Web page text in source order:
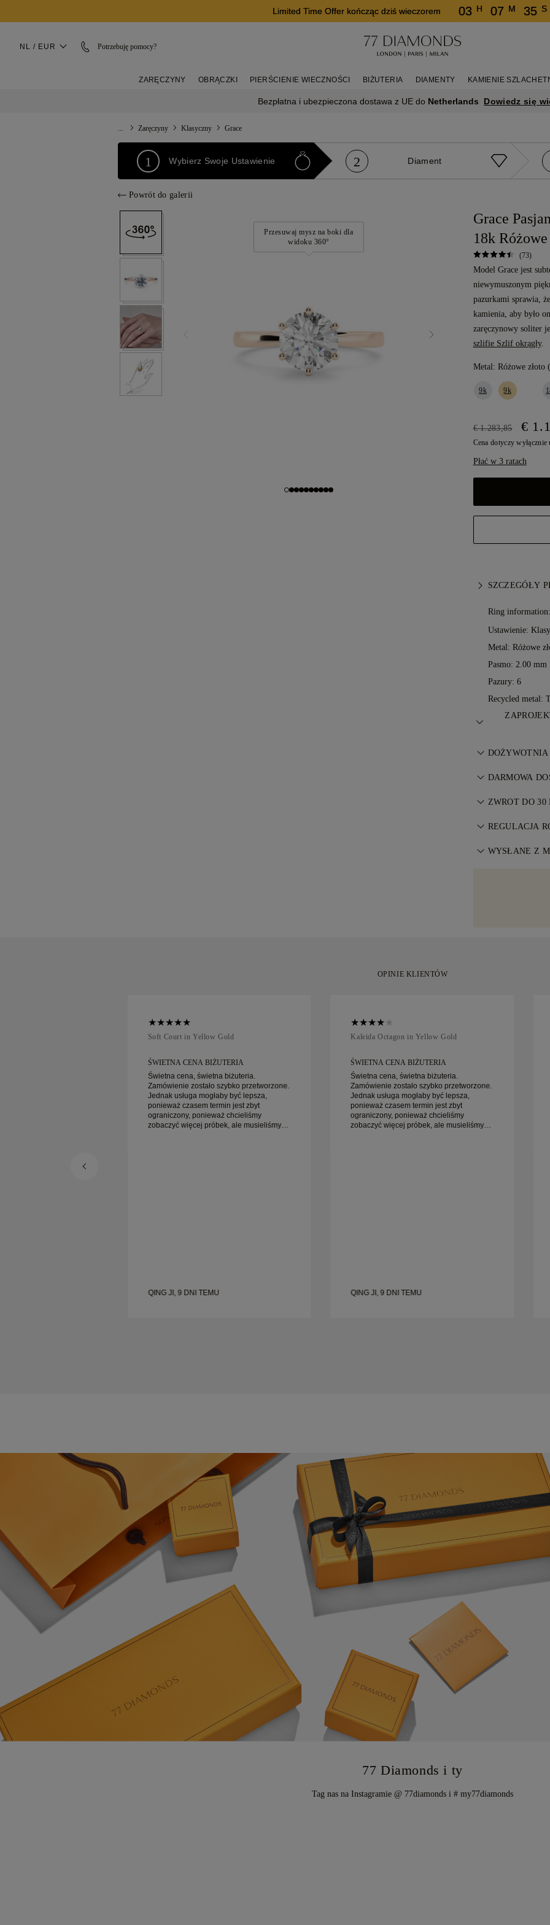
Limited Time Offer kończąc dziś wieczorem 03 H 07 M 35 S
NL / EUR Potrzebuję pomocy?
ZARĘCZYNY OBRĄCZKI PIERŚCIENIE WIECZNOŚCI BIŻUTERIA DIAMENTY KAMIENIE
Bezpłatna i ubezpieczona dostawa z UE do Netherlands Dowiedz się
Zaręczyny Klasyczny Grace
1 Wybierz Swoje Ustawienie 2 Diament
Powrót do galerii
Przesuwaj mysz na boki dla
widoku 360°
Grace
18k Różowe
(73)
Model Grace jest
niewymuszonym
pazurkami sprawia,
kamienia, aby było
zaręczynowy soliter
szlifie Szlif okrągły.
Metal: Różowe złoto
9k 9k
€ 1.283,85 €
Cena dotyczy wyłącznie
Płać w 3 ratach
SZCZEGÓŁY
Ring information:
Ustawienie:
Metal: Różowe
Pasmo: 2.00 mm
Pazury: 6
Recycled metal:
Sztuka
DOŻYWOTNIA
Każdy zakup w
naprawy są
DARMOWA
Wszystkie
przedmiot bez
DHL, prosto do
problemów z
ZWROT DO 30
Jeśli nie jesteś
Warunkach
REGULACJA
Aby zapewnić
WYSŁANE Z
idealna.
OPINIE KLIENTÓW
Soft Court in Yellow Gold
ŚWIETNA CENA BIŻUTERIA
Świetna cena, świetna biżuteria.
Zamówienie zostało szybko przetworzone.
Jednak usługa mogłaby być lepsza,
ponieważ czasem termin jest zbyt
ograniczony, ponieważ chcieliśmy
zobaczyć więcej próbek, ale musieliśmy
QING JI, 9 DNI TEMU
Kaleida Octagon in Yellow Gold
ŚWIETNA CENA BIŻUTERIA
Świetna cena, świetna biżuteria.
Zamówienie zostało szybko przetworzone.
Jednak usługa mogłaby być lepsza,
ponieważ czasem termin jest zbyt
ograniczony, ponieważ chcieliśmy
zobaczyć więcej próbek, ale musieliśmy
QING JI, 9 DNI TEMU
77 Diamonds i ty
Tag nas na Instagramie @ 77diamonds i # my77diamonds